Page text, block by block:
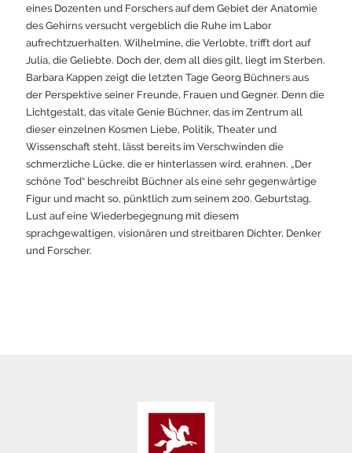
eines Dozenten und Forschers auf dem Gebiet der Anatomie
des Gehirns versucht vergeblich die Ruhe im Labor
aufrechtzuerhalten. Wilhelmine, die Verlobte, trifft dort auf
Julia, die Geliebte. Doch der, dem all dies gilt, liegt im Sterben.
Barbara Kappen zeigt die letzten Tage Georg Büchners aus
der Perspektive seiner Freunde, Frauen und Gegner. Denn die
Lichtgestalt, das vitale Genie Büchner, das im Zentrum all
dieser einzelnen Kosmen Liebe, Politik, Theater und
Wissenschaft steht, lässt bereits im Verschwinden die
schmerzliche Lücke, die er hinterlassen wird, erahnen. „Der
schöne Tod“ beschreibt Büchner als eine sehr gegenwärtige
Figur und macht so, pünktlich zum seinem 200. Geburtstag,
Lust auf eine Wiederbegegnung mit diesem
sprachgewaltigen, visionären und streitbaren Dichter, Denker
und Forscher.